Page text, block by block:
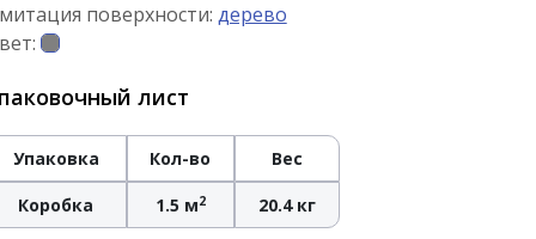
поверхности: дерево
лист
Упаковка Кол-во Вес
Коробка 1.5 м2 20.4 кг